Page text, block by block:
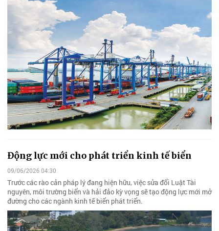
Động lực mới cho phát triển kinh tế biển
09/06/2026 04:30
Trước các rào cản pháp lý đang hiện hữu, việc sửa đổi Luật Tài
nguyên, môi trường biển và hải đảo kỳ vọng sẽ tạo động lực mới mở
đường cho các ngành kinh tế biển phát triển.